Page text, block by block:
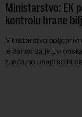
Ministarstvo: EK
kontrolu hrane
Ministarstvo
je danas da je
značajno unapredila